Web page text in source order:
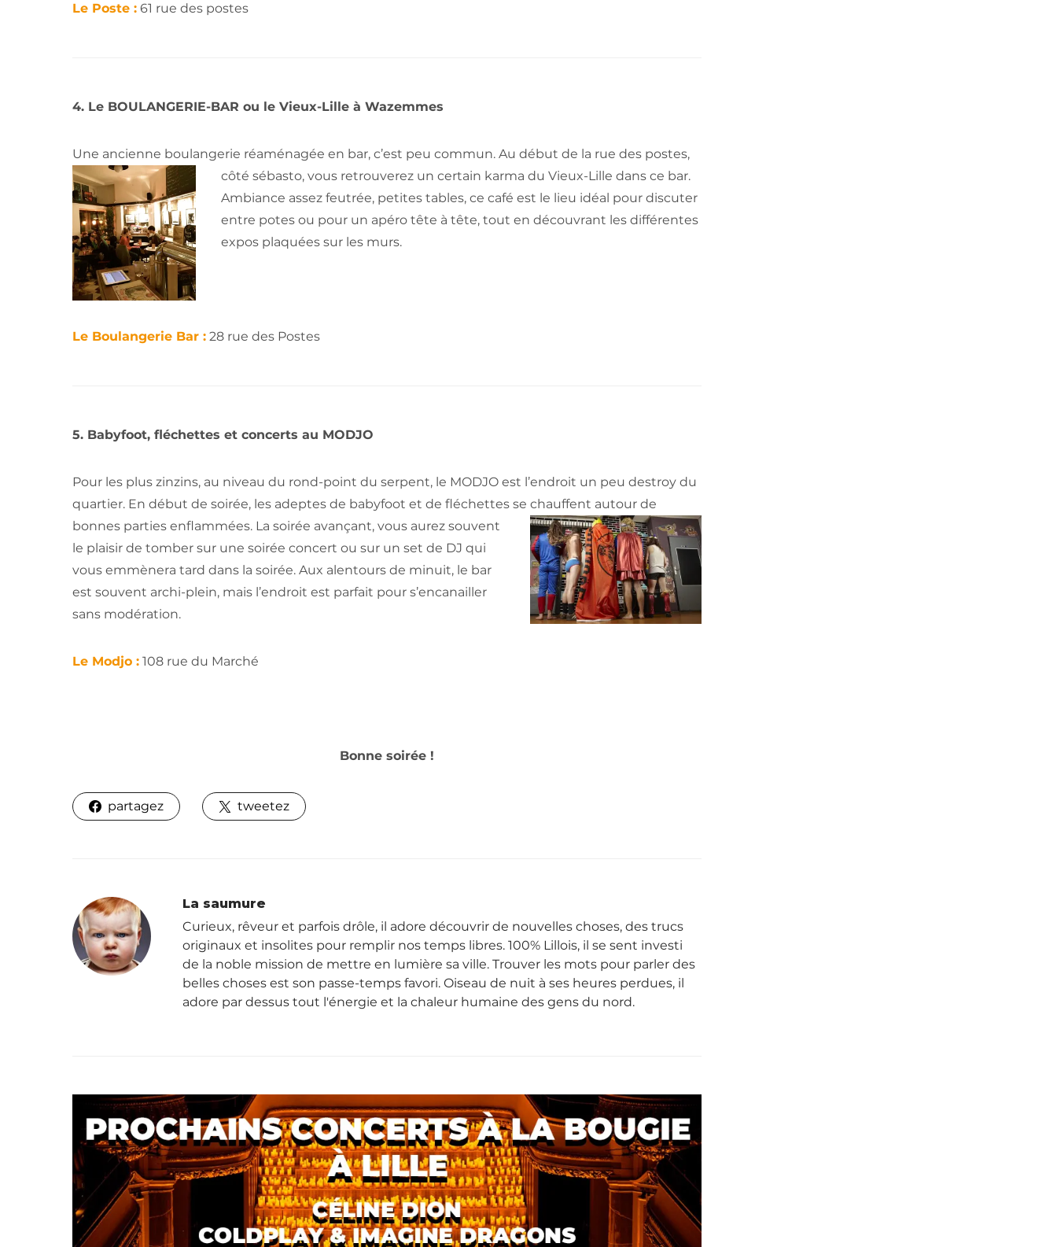
Le Poste : 61 rue des postes
4. Le BOULANGERIE-BAR ou le Vieux-Lille à Wazemmes
Une ancienne boulangerie réaménagée en bar, c’est peu commun. Au début de la rue des postes,
côté sébasto, vous retrouverez un certain karma du Vieux-Lille dans ce bar.
Ambiance assez feutrée, petites tables, ce café est le lieu idéal pour discuter
entre potes ou pour un apéro tête à tête, tout en découvrant les différentes
expos plaquées sur les murs.
Le Boulangerie Bar : 28 rue des Postes
5. Babyfoot, fléchettes et concerts au MODJO
Pour les plus zinzins, au niveau du rond-point du serpent, le MODJO est l’endroit un peu destroy du
quartier. En début de soirée, les adeptes de babyfoot et de fléchettes se chauffent autour de
bonnes parties enflammées. La soirée avançant, vous aurez souvent
le plaisir de tomber sur une soirée concert ou sur un set de DJ qui
vous emmènera tard dans la soirée. Aux alentours de minuit, le bar
est souvent archi-plein, mais l’endroit est parfait pour s’encanailler
sans modération.
Le Modjo : 108 rue du Marché
Bonne soirée !
partagez tweetez
La saumure
Curieux, rêveur et parfois drôle, il adore découvrir de nouvelles choses, des trucs
originaux et insolites pour remplir nos temps libres. 100% Lillois, il se sent investi
de la noble mission de mettre en lumière sa ville. Trouver les mots pour parler des
belles choses est son passe-temps favori. Oiseau de nuit à ses heures perdues, il
adore par dessus tout l'énergie et la chaleur humaine des gens du nord.